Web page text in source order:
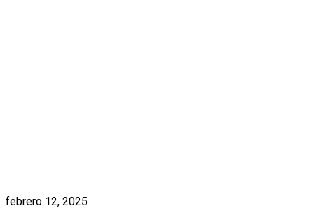
febrero 12, 2025